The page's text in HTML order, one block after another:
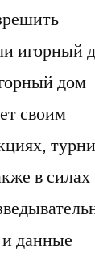
игорный
дом
своим
в силах
и данные